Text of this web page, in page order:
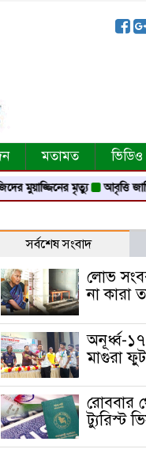
মতামত ভিডিও
মৃত্যু আবৃত্তি জাতির
সর্বশেষ সংবাদ
লোভ
না কারা
অনূর্ধ্ব-
মাগুরা
রোববার
ট্যুরিস্ট